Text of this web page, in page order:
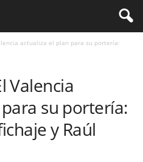
actualiza el plan para su portería:
Valencia
su portería:
y Raúl